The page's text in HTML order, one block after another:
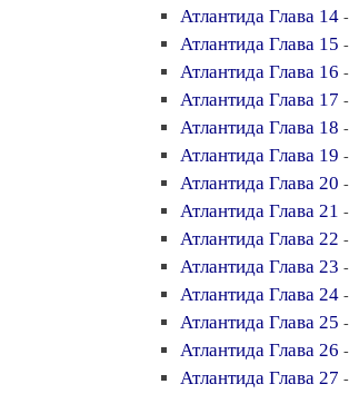
Атлантида Глава 14
Атлантида Глава 15
Атлантида Глава 16
Атлантида Глава 17
Атлантида Глава 18
Атлантида Глава 19
Атлантида Глава 20
Атлантида Глава 21
Атлантида Глава 22
Атлантида Глава 23
Атлантида Глава 24
Атлантида Глава 25
Атлантида Глава 26
Атлантида Глава 27